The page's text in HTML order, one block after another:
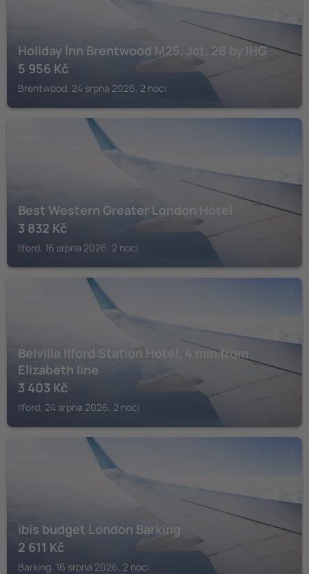
Holiday Inn Brentwood M25, Jct. 28 by IHG
5 956 Kč
Brentwood, 24 srpna 2026, 2 noci
Best Western Greater London Hotel
3 832 Kč
Ilford, 16 srpna 2026, 2 noci
Belvilla Ilford Station Hotel, 4 min from
Elizabeth line
3 403 Kč
Ilford, 24 srpna 2026, 2 noci
ibis budget London Barking
2 611 Kč
Barking, 16 srpna 2026, 2 noci